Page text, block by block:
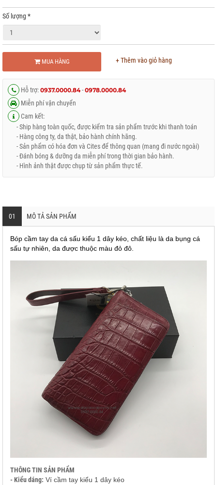
Số lượng *
MUA HÀNG + Thêm vào giỏ hàng
Hỗ trợ: 0937.0000.84- 0978.0000.84
Miễn phí vận chuyển
Cam kết:
- Ship hàng toàn quốc, được kiểm tra sản phẩm trước khi thanh toán
- Hàng công ty, da thật, bảo hành chính hãng.
- Sản phẩm có hóa đơn và Cites để thông quan (mang đi nước ngoài)
- Đánh bóng & dưỡng da miễn phí trong thời gian bảo hành.
- Hình ảnh thật được chụp từ sản phẩm thực tế.
01 MÔ TẢ SẢN PHẨM
Bóp cầm tay da cá sấu kiểu 1 dây kéo, chất liệu là da bụng cá
sấu tự nhiên, da được thuộc màu đỏ đô.
THÔNG TIN SẢN PHẨM
- Kiểu dáng: Ví cầm tay kiểu 1 dây kéo